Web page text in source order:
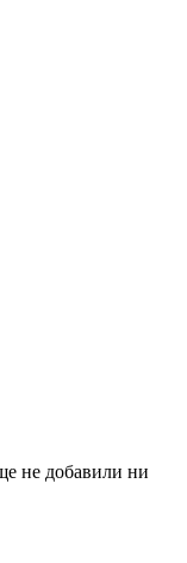
не добавили ни